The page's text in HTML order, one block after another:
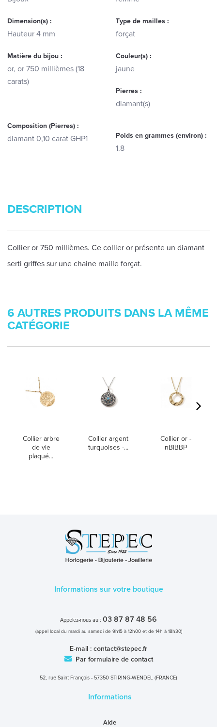
Dimension(s) :
Hauteur 4 mm
Type de mailles :
forçat
Matière du bijou :
or, or 750 millièmes (18
carats)
Couleur(s) :
jaune
Pierres :
diamant(s)
Composition (Pierres) :
diamant 0,10 carat GHP1 Poids en grammes (environ) :
1.8
DESCRIPTION
Collier or 750 millièmes. Ce collier or présente un diamant
serti griffes sur une chaine maille forçat.
6 AUTRES PRODUITS DANS LA MÊME
CATÉGORIE
Collier arbre
de vie
plaqué...
Collier argent
turquoises -...
Collier or -
nBIBBP
Informations sur votre boutique
Appelez-nous au : 03 87 87 48 56
(appel local du mardi au samedi de 9h15 à 12h00 et de 14h à 18h30)
E-mail : contact@stepec.fr
Par formulaire de contact
52, rue Saint François - 57350 STIRING-WENDEL (FRANCE)
Informations
Aide